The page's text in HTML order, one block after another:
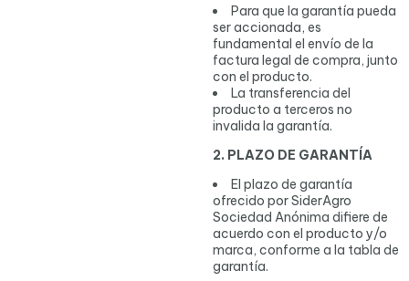
Para que la garantía pueda
ser accionada, es
fundamental el envío de la
factura legal de compra, junto
con el producto.
La transferencia del
producto a terceros no
invalida la garantía.
2. PLAZO DE GARANTÍA
El plazo de garantía
ofrecido por SiderAgro
Sociedad Anónima difiere de
acuerdo con el producto y/o
marca, conforme a la tabla de
garantía.